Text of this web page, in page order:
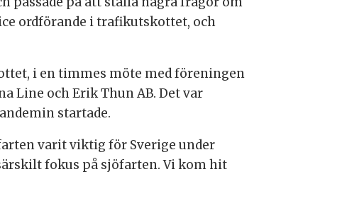
ordförande i trafikutskottet, och
i en timmes möte med föreningen
Line och Erik Thun AB. Det var
startade.
varit viktig för Sverige under
fokus på sjöfarten. Vi kom hit